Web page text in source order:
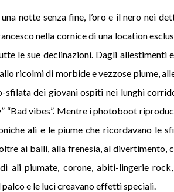
notte senza fine, l’oro e il nero nei
nella cornice di una location
le sue declinazioni. Dagli
ricolmi di morbide e vezzose piume,
sfilata dei giovani ospiti nei lunghi
“Bad vibes”. Mentre i photoboot
ali e le piume che ricordavano le
ai balli, alla frenesia, al divertimento,
ali piumate, corone, abiti-lingerie
e le luci creavano effetti speciali.